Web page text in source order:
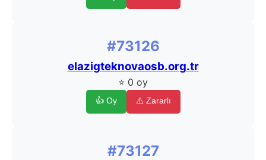
#73126
elazigteknovaosb.org.tr
⭐ 0 oy
👍 Oy ⚠️ Zararlı
#73127